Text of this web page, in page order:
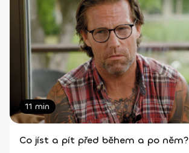
11 min
Co jíst a pít před během a po něm?